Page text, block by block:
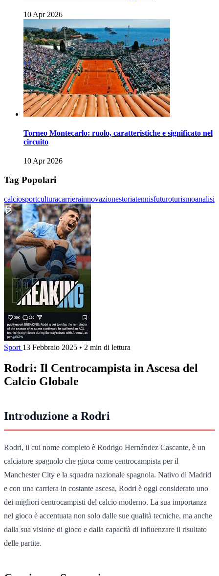
10 Apr 2026
Torneo Montecarlo: ruolo, caratteristiche e significato nel
circuito
10 Apr 2026
Tag Popolari
calciosportculturacarrierainnovazionestoriatennisfuturoturismoanalisi
Sport 13 Febbraio 2025 • 2 min di lettura
Rodri: Il Centrocampista in Ascesa del
Calcio Globale
Introduzione a Rodri
Rodri, il cui nome completo è Rodrigo Hernández Cascante, è un
calciatore spagnolo che gioca come centrocampista per il
Manchester City e la squadra nazionale spagnola. Nativo di Madrid
e con una carriera in costante ascesa, Rodri è oggi considerato uno
dei migliori centrocampisti del calcio moderno. La sua importanza
nel gioco è accentuata non solo dalle sue qualità tecniche, ma anche
dalla sua visione di gioco e dalla capacità di influenzare il risultato
delle partite.